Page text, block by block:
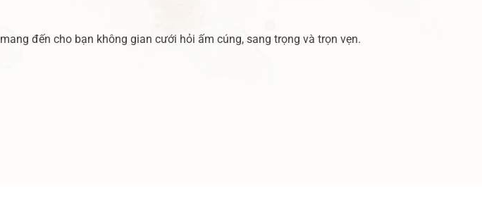
mang đến cho bạn không gian cưới hỏi ấm cúng, sang trọng và trọn vẹn.